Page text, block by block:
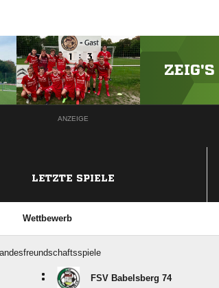
ZEIG'S
ANZEIGE
LETZTE SPIELE
Wettbewerb
: FSV Babelsberg 74